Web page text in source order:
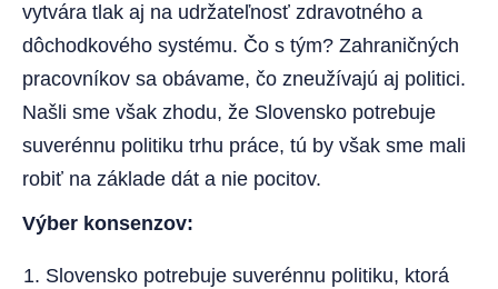
vytvára tlak aj na udržateľnosť zdravotného a
dôchodkového systému. Čo s tým? Zahraničných
pracovníkov sa obávame, čo zneužívajú aj politici.
Našli sme však zhodu, že Slovensko potrebuje
suverénnu politiku trhu práce, tú by však sme mali
robiť na základe dát a nie pocitov.
Výber konsenzov:
Slovensko potrebuje suverénnu politiku, ktorá